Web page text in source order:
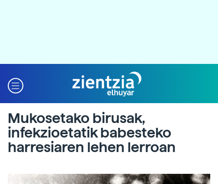
Mukosetako birusak,
infekzioetatik babesteko
harresiaren lehen lerroan